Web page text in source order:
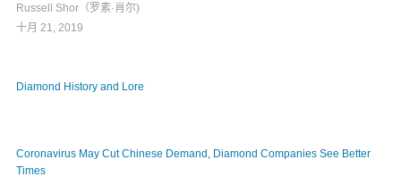
Russell Shor（罗素·肖尔)
十月 21, 2019
Diamond History and Lore
Coronavirus May Cut Chinese Demand, Diamond Companies See Better
Times